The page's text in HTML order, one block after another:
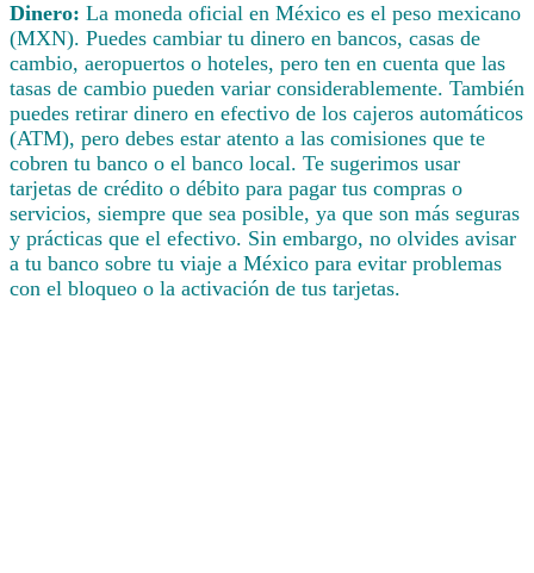
Dinero: La moneda oficial en México es el peso mexicano
(MXN). Puedes cambiar tu dinero en bancos, casas de
cambio, aeropuertos o hoteles, pero ten en cuenta que las
tasas de cambio pueden variar considerablemente. También
puedes retirar dinero en efectivo de los cajeros automáticos
(ATM), pero debes estar atento a las comisiones que te
cobren tu banco o el banco local. Te sugerimos usar
tarjetas de crédito o débito para pagar tus compras o
servicios, siempre que sea posible, ya que son más seguras
y prácticas que el efectivo. Sin embargo, no olvides avisar
a tu banco sobre tu viaje a México para evitar problemas
con el bloqueo o la activación de tus tarjetas.